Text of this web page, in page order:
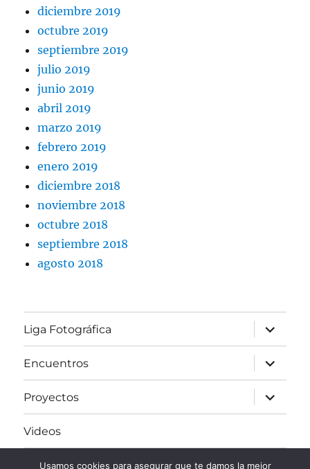
diciembre 2019
octubre 2019
septiembre 2019
julio 2019
junio 2019
abril 2019
marzo 2019
febrero 2019
enero 2019
diciembre 2018
noviembre 2018
octubre 2018
septiembre 2018
agosto 2018
Liga Fotográfica
expande
el
menú
inferior
Encuentros
expande
el
menú
inferior
Proyectos
expande
el
menú
Videos
Enlaces de interés
Usamos cookies para asegurar que te damos la mejor